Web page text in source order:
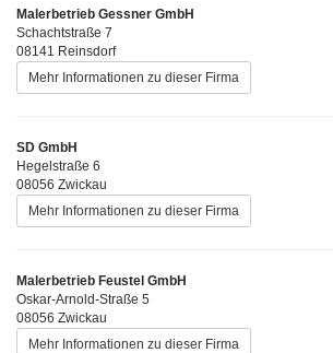
Malerbetrieb Gessner GmbH
Schachtstraße 7
08141 Reinsdorf
Mehr Informationen zu dieser Firma
SD GmbH
Hegelstraße 6
08056 Zwickau
Mehr Informationen zu dieser Firma
Malerbetrieb Feustel GmbH
Oskar-Arnold-Straße 5
08056 Zwickau
Mehr Informationen zu dieser Firma